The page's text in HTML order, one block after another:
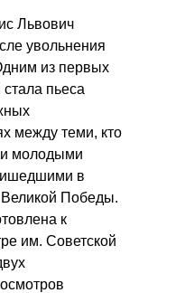
Львович
увольнения
из первых
пьеса
между теми, кто
молодыми
в
Победы.
к
им. Советской